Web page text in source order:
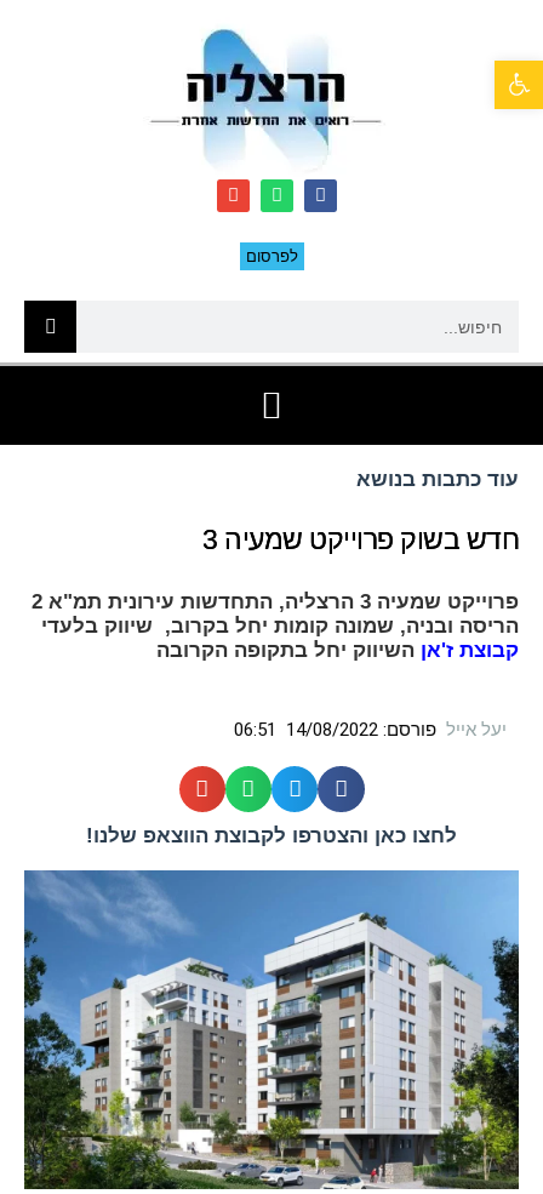
לפרסום
עוד כתבות בנושא
חדש בשוק פרוייקט שמעיה 3
פרוייקט שמעיה 3 הרצליה, התחדשות עירונית תמ"א 2
הריסה ובניה, שמונה קומות יחל בקרוב, שיווק בלעדי
קבוצת ז'אן השיווק יחל בתקופה הקרובה
יעל אייל פורסם: 14/08/2022
06:51
לחצו כאן והצטרפו לקבוצת הווצאפ שלנו!
פתח סרגל נגישות